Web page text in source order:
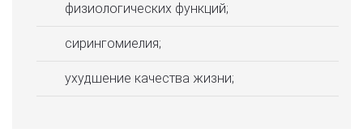
физиологических функций;
сирингомиелия;
ухудшение качества жизни;